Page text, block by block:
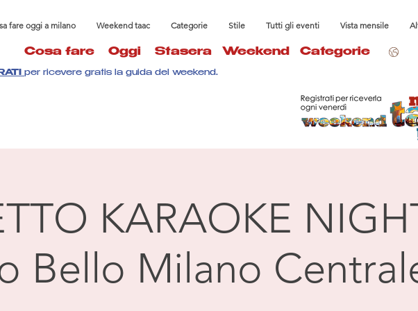
fare oggi a milano Weekend taac Categorie Stile Tutti gli eventi Vista mensile
Cosa fare Oggi Stasera Weekend Categorie
per ricevere gratis la guida del weekend.
KARAOKE
Bello Milano